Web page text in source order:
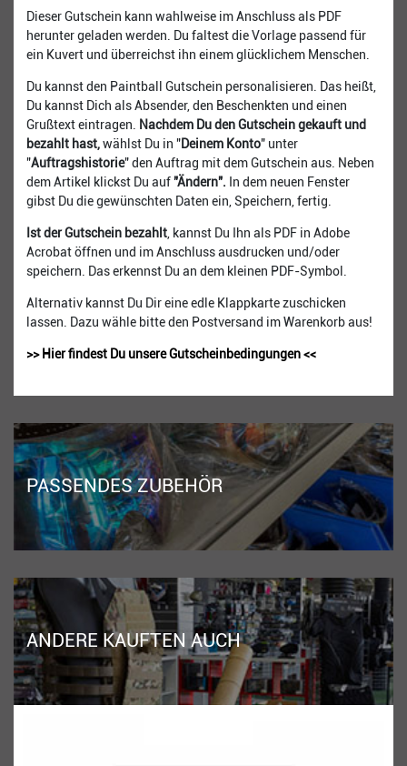
Dieser Gutschein kann wahlweise im Anschluss als PDF
herunter geladen werden. Du faltest die Vorlage passend für
ein Kuvert und überreichst ihn einem glücklichem Menschen.
Du kannst den Paintball Gutschein personalisieren. Das heißt,
Du kannst Dich als Absender, den Beschenkten und einen
Grußtext eintragen.
Nachdem Du den Gutschein gekauft und
bezahlt hast,wählst Du in "Deinem Konto" unter
"Auftragshistorie" den Auftrag mit dem Gutschein aus. Neben
dem Artikel klickst Du auf"Ändern". In dem neuen Fenster
gibst Du die gewünschten Daten ein, Speichern, fertig.
Ist der Gutschein bezahlt , kannst Du Ihn als PDF in Adobe
Acrobat öffnen und im Anschluss ausdrucken und/oder
speichern. Das erkennst Du an dem kleinen PDF-Symbol.
Alternativ kannst Du Dir eine edle Klappkarte zuschicken
lassen. Dazu wähle bitte den Postversand im Warenkorb aus!
>> Hier findest Du unsere Gutscheinbedingungen <<
PASSENDES ZUBEHÖR
ANDERE KAUFTEN AUCH